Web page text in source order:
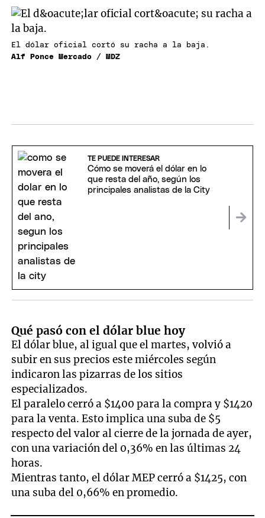
El dólar oficial cortó su racha a la baja.
Alf Ponce Mercado / MDZ
TE PUEDE INTERESAR
Cómo se moverá el dólar en lo
que resta del año, según los
principales analistas de la City
Qué pasó con el dólar blue hoy
El dólar blue, al igual que el martes, volvió a
subir en sus precios este miércoles según
indicaron las pizarras de los sitios
especializados.
El paralelo cerró a $1400 para la compra y $1420
para la venta. Esto implica una suba de $5
respecto del valor al cierre de la jornada de ayer,
con una variación del 0,36% en las últimas 24
horas.
Mientras tanto, el dólar MEP cerró a $1425, con
una suba del 0,66% en promedio.